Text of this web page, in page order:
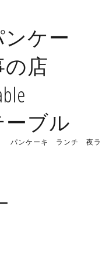
ケー
店
ブル
パンケーキ ランチ 夜ラ